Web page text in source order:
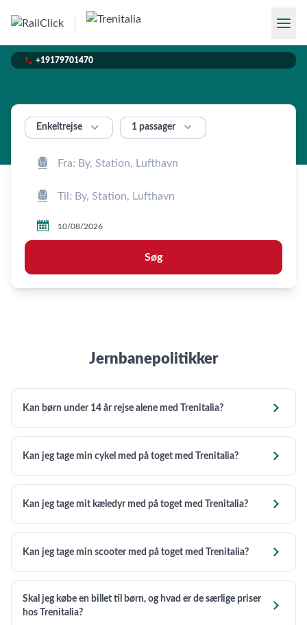
 +19179701470
Enkeltrejse  1 passager 



Søg
Jernbanepolitikker
Kan børn under 14 år rejse alene med Trenitalia? 
Kan jeg tage min cykel med på toget med Trenitalia? 
Kan jeg tage mit kæledyr med på toget med Trenitalia? 
Kan jeg tage min scooter med på toget med Trenitalia? 
Skal jeg købe en billet til børn, og hvad er de særlige priser
hos Trenitalia?
